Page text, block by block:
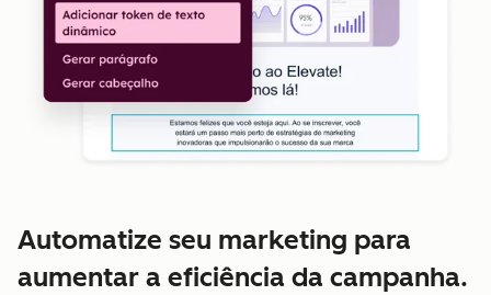
Automatize seu marketing para
aumentar a eficiência da campanha.